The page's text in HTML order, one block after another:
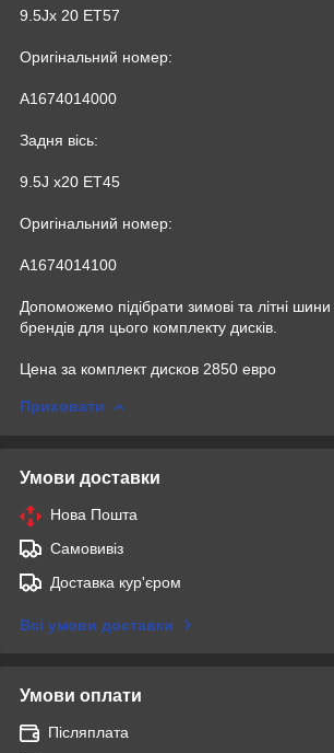
9.5Jх 20 ET57
Оригінальний номер:
A1674014000
Задня вісь:
9.5J x20 ET45
Оригінальний номер:
A1674014100
Допоможемо підібрати зимові та літні шини
брендів для цього комплекту дисків.
Цена за комплект дисков 2850 евро
Приховати
Умови доставки
Нова Пошта
Самовивіз
Доставка кур'єром
Всі умови доставки
Умови оплати
Післяплата